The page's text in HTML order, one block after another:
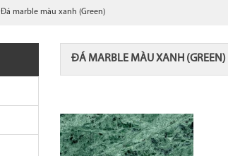
Đá marble màu xanh (Green)
ĐÁ MARBLE MÀU XANH (GREEN)